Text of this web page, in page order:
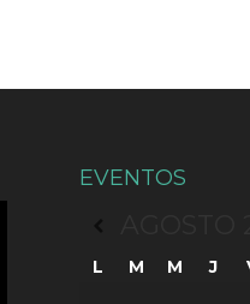
EVENTOS
L M M J